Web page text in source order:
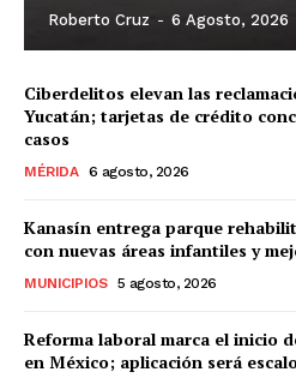
Roberto Cruz - 6 Agosto, 2026
Ciberdelitos elevan las
Yucatán; tarjetas de crédito
casos
MÉRIDA 6 agosto, 2026
Kanasín entrega parque
con nuevas áreas infantiles y
MUNICIPIOS 5 agosto, 2026
Reforma laboral marca el inicio
en México; aplicación será